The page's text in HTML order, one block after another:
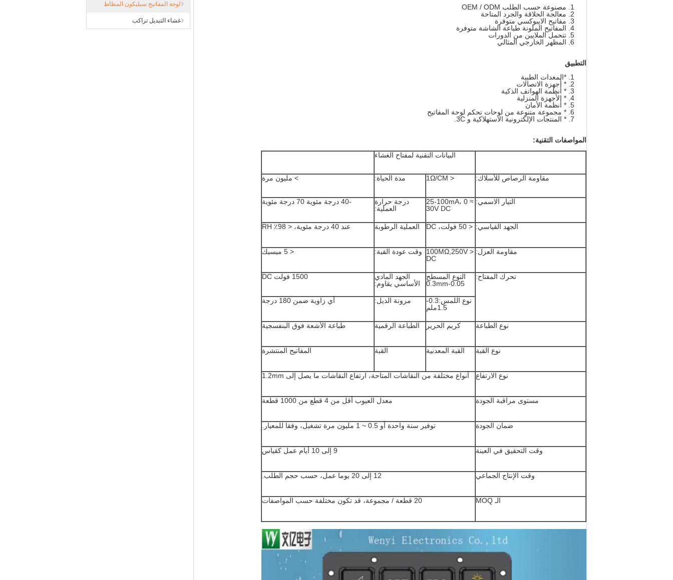
لوحة المفاتيح سيليكون المطاط
غشاء التبديل تراكب
مصنوعة حسب الطلب OEM / ODM
معالجة الحلاقة والجرد المتاحة
مفاتيح الايبوكسي متوفرة
المفاتيح الملونة طباعة الشاشة متوفرة
تتحمل الملايين من الدورات
المظهر الخارجي المثالي
التطبيق
*المعدات الطبية
* أجهزة الاتصالات
* أنظمة الهواتف الذكية
* الأجهزة المنزلية
* أنظمة الأمان
* مجموعة متنوعة من لوحات تحكم لوحة المفاتيح
* المنتجات الإلكترونية الاستهلاكية و 3C.
المواصفات التقنية:
البيانات التقنية لمفتاح الغشاء
مقاومة الرصاص للأسلاك: < 1Ω/CM مدة الحياة: > مليون مرة
التيار الاسمي: 25-100mA، 0 ≈
30V DC
درجة حرارة
العملية:
-40 درجة مئوية 70 درجة مئوية
الجهد القياسي: < 50 فولت، DC العملية الرطوبة عند 40 درجة مئوية، < 98٪ RH
مقاومة العزل:
< 100MΩ,250V
DC
وقت عودة القبة: < 5 ميسيك
تحرك المفتاح:
النوع المسطح
0.05-0.3mm
الجهد المادي
الأساسي يقاوم:
1500 فولت DC
نوع اللمس:0.3-
1.5ملم
مرونة الذيل: أي زاوية ضمن 180 درجة
نوع الطباعة كريم الحرير الطباعة الرقمية طباعة الأشعة فوق البنفسجية
نوع القبة القبة المعدنية القبة المفاتيح المنتشرة
نوع الارتفاع أنواع مختلفة من النقاشات المتاحة، ارتفاع النقاشات ما يصل إلى 1.2mm
مستوى مراقبة الجودة معدل العيوب أقل من 4 قطع من 1000 قطعة
ضمان الجودة توفير سنة واحدة أو 0.5 ~ 1 مليون مرة تشغيل، وفقا للمعيار.
وقت التحقيق في العينة 9 إلى 10 أيام عمل كقياس
وقت الإنتاج الجماعي 12 إلى 20 يوما عمل، حسب حجم الطلب.
الـ MOQ 20 قطعة / مجموعة، قد تكون مختلفة حسب المواصفات